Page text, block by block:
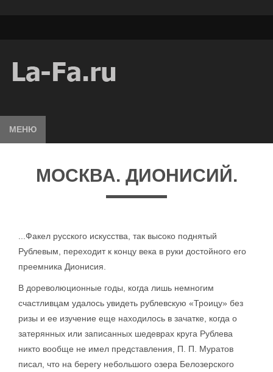
МЕНЮ
МОСКВА. ДИОНИСИЙ.
...Факел русского искусства, так высоко поднятый
Рублевым, переходит к концу века в руки достойного его
преемника Дионисия.
В дореволюционные годы, когда лишь немногим
счастливцам удалось увидеть рублевскую «Троицу» без
ризы и ее изучение еще находилось в зачатке, когда о
затерянных или записанных шедеврах круга Рублева
никто вообще не имел представления, П. П. Муратов
писал, что на берегу небольшого озера Белозерского